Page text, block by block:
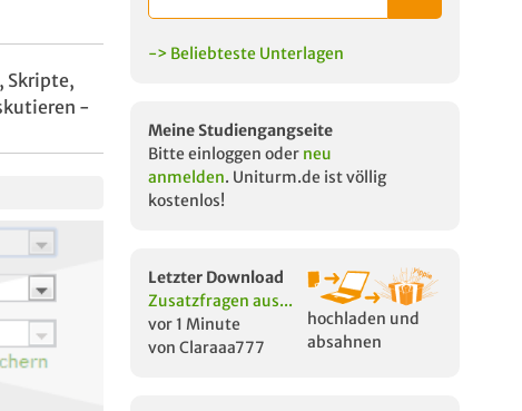
Skripte,
-
-> Beliebteste Unterlagen
Meine Studiengangseite
Bitte einloggen oder neu
anmelden. Uniturm.de ist völlig
kostenlos!
Letzter Download
Zusatzfragen aus...
vor 1 Minute
von Claraaa777
hochladen und
absahnen